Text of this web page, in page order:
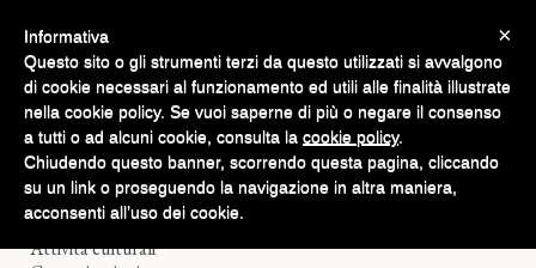
Home
Il Filologico
Corsi di lingue
Attività culturali
×
Informativa
Questo sito o gli strumenti terzi da questo utilizzati si avvalgono
di cookie necessari al funzionamento ed utili alle finalità illustrate
nella cookie policy. Se vuoi saperne di più o negare il consenso
a tutti o ad alcuni cookie, consulta la cookie policy.
Chiudendo questo banner, scorrendo questa pagina, cliccando
su un link o proseguendo la navigazione in altra maniera,
acconsenti all’uso dei cookie.